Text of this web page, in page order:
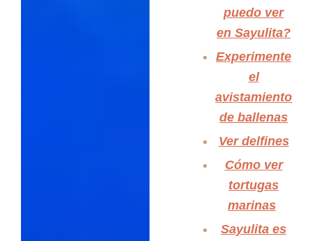
puedo ver
en Sayulita?
Experimente
el
avistamiento
de ballenas
Ver delfines
Cómo ver
tortugas
marinas
Sayulita es